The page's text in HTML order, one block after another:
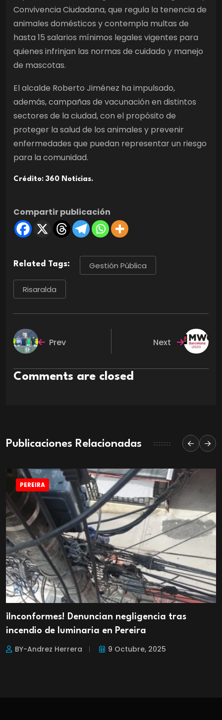
Convivencia Ciudadana, que regula la tenencia de
animales domésticos y contempla multas de
hasta 15 salarios mínimos legales vigentes para
quienes infrinjan las normas de cuidado y manejo
de mascotas.
El alcalde Roberto Jiménez ha impulsado,
además, campañas de vacunación en distintos
sectores de la ciudad, con el propósito de
proteger la salud de los animales y prevenir
enfermedades que puedan representar un riesgo
para la comunidad.
Crédito: 360 Noticias.
Compartir publicación
Related Tags: Gestión Pública
Risaralda
Prev Next
Comments are closed
Publicaciones Relacionadas
PEREIRA
¡Inconformes! Denuncian negligencia tras
incendio de luminaria en Pereira
BY-Andrez Herrera 9 Octubre, 2025